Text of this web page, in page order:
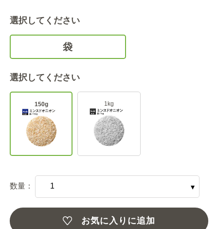
選択してください
袋
選択してください
150g 1kg
数量：
お気に入りに追加